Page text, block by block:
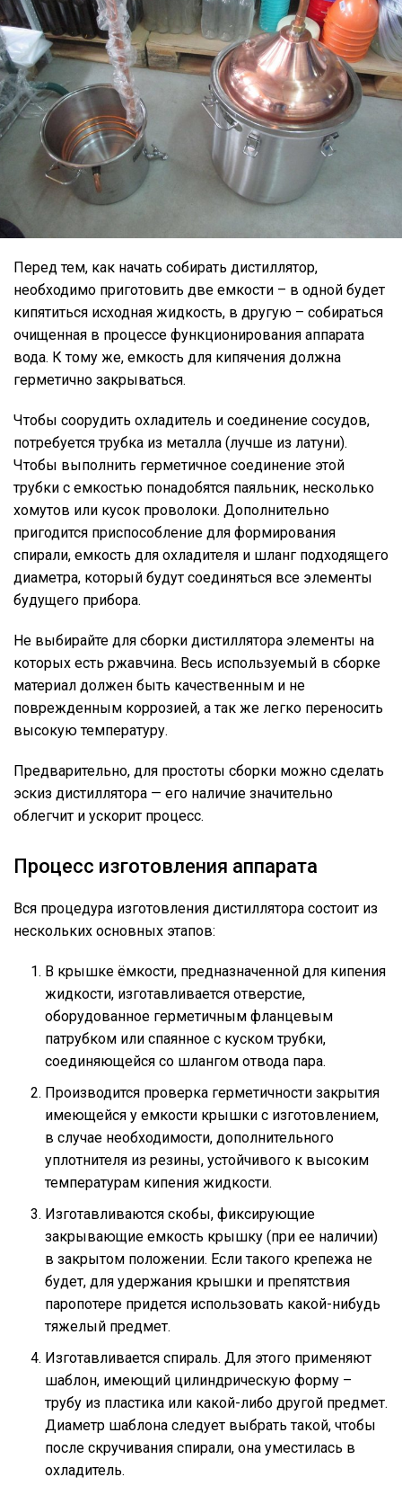
Перед тем, как начать собирать дистиллятор,
необходимо приготовить две емкости – в одной будет
кипятиться исходная жидкость, в другую – собираться
очищенная в процессе функционирования аппарата
вода. К тому же, емкость для кипячения должна
герметично закрываться.
Чтобы соорудить охладитель и соединение сосудов,
потребуется трубка из металла (лучше из латуни).
Чтобы выполнить герметичное соединение этой
трубки с емкостью понадобятся паяльник, несколько
хомутов или кусок проволоки. Дополнительно
пригодится приспособление для формирования
спирали, емкость для охладителя и шланг подходящего
диаметра, который будут соединяться все элементы
будущего прибора.
Не выбирайте для сборки дистиллятора элементы на
которых есть ржавчина. Весь используемый в сборке
материал должен быть качественным и не
поврежденным коррозией, а так же легко переносить
высокую температуру.
Предварительно, для простоты сборки можно сделать
эскиз дистиллятора — его наличие значительно
облегчит и ускорит процесс.
Процесс изготовления аппарата
Вся процедура изготовления дистиллятора состоит из
нескольких основных этапов:
В крышке ёмкости, предназначенной для кипения
жидкости, изготавливается отверстие,
оборудованное герметичным фланцевым
патрубком или спаянное с куском трубки,
соединяющейся со шлангом отвода пара.
Производится проверка герметичности закрытия
имеющейся у емкости крышки с изготовлением,
в случае необходимости, дополнительного
уплотнителя из резины, устойчивого к высоким
температурам кипения жидкости.
Изготавливаются скобы, фиксирующие
закрывающие емкость крышку (при ее наличии)
в закрытом положении. Если такого крепежа не
будет, для удержания крышки и препятствия
паропотере придется использовать какой-нибудь
тяжелый предмет.
Изготавливается спираль. Для этого применяют
шаблон, имеющий цилиндрическую форму –
трубу из пластика или какой-либо другой предмет.
Диаметр шаблона следует выбрать такой, чтобы
после скручивания спирали, она уместилась в
охладитель.